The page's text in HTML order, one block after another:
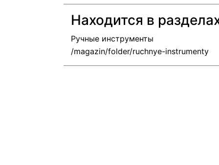
Находится в
Ручные инструменты